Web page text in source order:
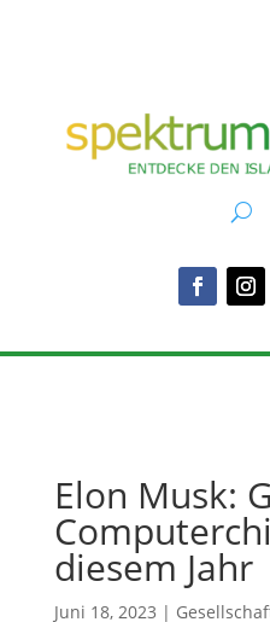
Elon Musk:
diesem Jahr
Juni 18, 2023 |